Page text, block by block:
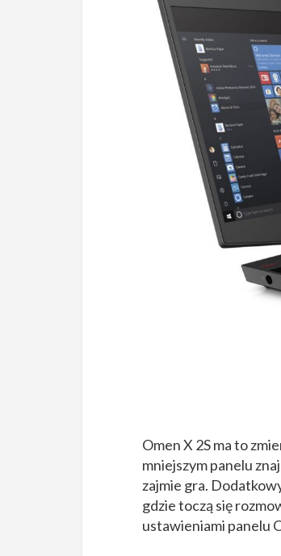
Omen X 2S ma to
mniejszym panelu
zajmie gra.
gdzie toczą się
ustawieniami panelu